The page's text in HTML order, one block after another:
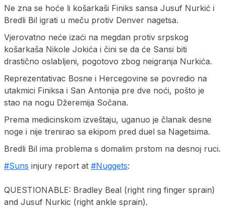
Ne zna se hoće li košarkaši Finiks sansa Jusuf Nurkić i
Bredli Bil igrati u meču protiv Denver nagetsa.
Vjerovatno neće izaći na megdan protiv srpskog
košarkaša Nikole Jokića i čini se da će Sansi biti
drastično oslabljeni, pogotovo zbog neigranja Nurkića.
Reprezentativac Bosne i Hercegovine se povredio na
utakmici Finiksa i San Antonija pre dve noći, pošto je
stao na nogu Džeremija Sočana.
Prema medicinskom izveštaju, uganuo je članak desne
noge i nije trenirao sa ekipom pred duel sa Nagetsima.
Bredli Bil ima problema s domalim prstom na desnoj ruci.
#Suns injury report at #Nuggets:
QUESTIONABLE: Bradley Beal (right ring finger sprain)
and Jusuf Nurkic (right ankle sprain).